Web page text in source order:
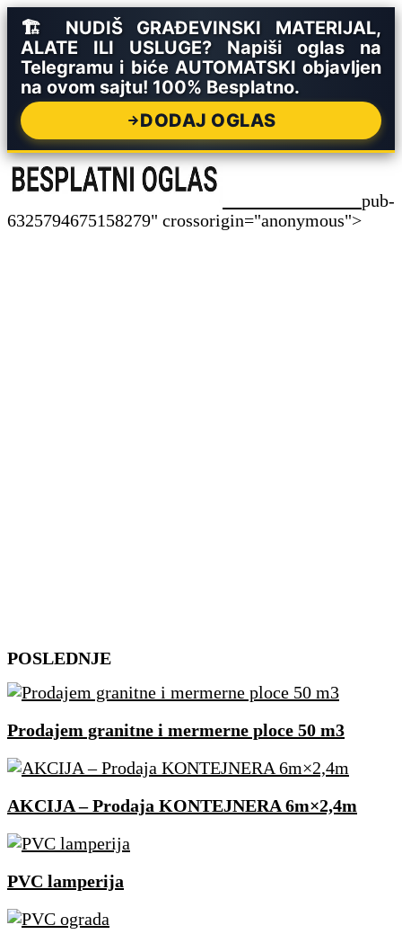
🏗️ NUDIŠ GRAĐEVINSKI MATERIJAL,
ALATE ILI USLUGE? Napiši oglas na
Telegramu i biće AUTOMATSKI objavljen
na ovom sajtu! 100% Besplatno.
DODAJ OGLAS
pub-
6325794675158279" crossorigin="anonymous">
Skip
content
POSLEDNJE
Prodajem granitne i mermerne ploce 50 m3
AKCIJA – Prodaja KONTEJNERA 6m×2,4m
PVC lamperija